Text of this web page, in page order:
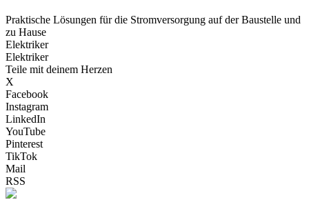
Praktische Lösungen für die Stromversorgung auf der Baustelle und
zu Hause
Elektriker
Elektriker
Teile mit deinem Herzen
X
Facebook
Instagram
LinkedIn
YouTube
Pinterest
TikTok
Mail
RSS